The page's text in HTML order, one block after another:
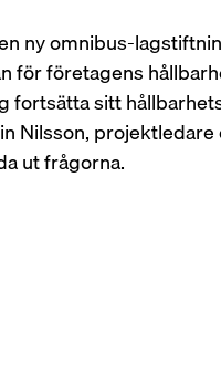
ny omnibus-
för företagens
sitt
Nilsson, projektledare
ut frågorna.